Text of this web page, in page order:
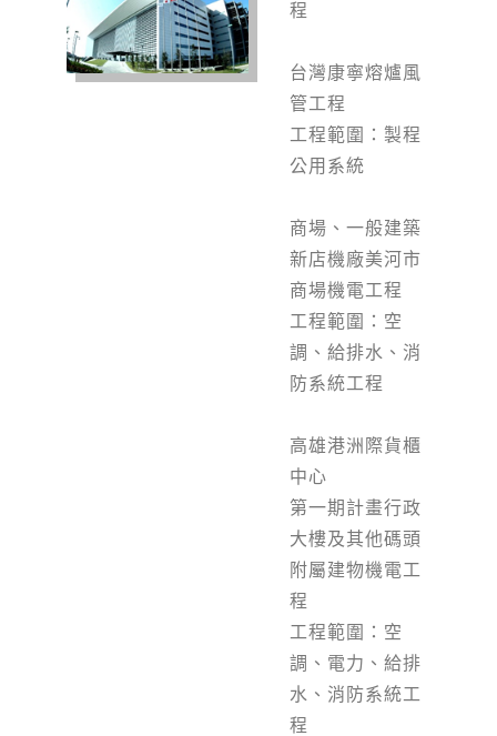
程
台灣康寧熔爐風
管工程
工程範圍：製程
公用系統
商場、一般建築
新店機廠美河市
商場機電工程
工程範圍：空
調、給排水、消
防系統工程
高雄港洲際貨櫃
中心
第一期計畫行政
大樓及其他碼頭
附屬建物機電工
程
工程範圍：空
調、電力、給排
水、消防系統工
程